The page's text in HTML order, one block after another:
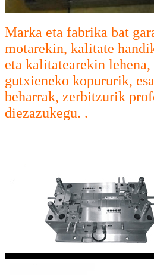
Marka eta fabrika bat
motarekin, kalitate
eta kalitatearekin lehena,
gutxieneko kopururik,
beharrak, zerbitzurik
diezazukegu. .